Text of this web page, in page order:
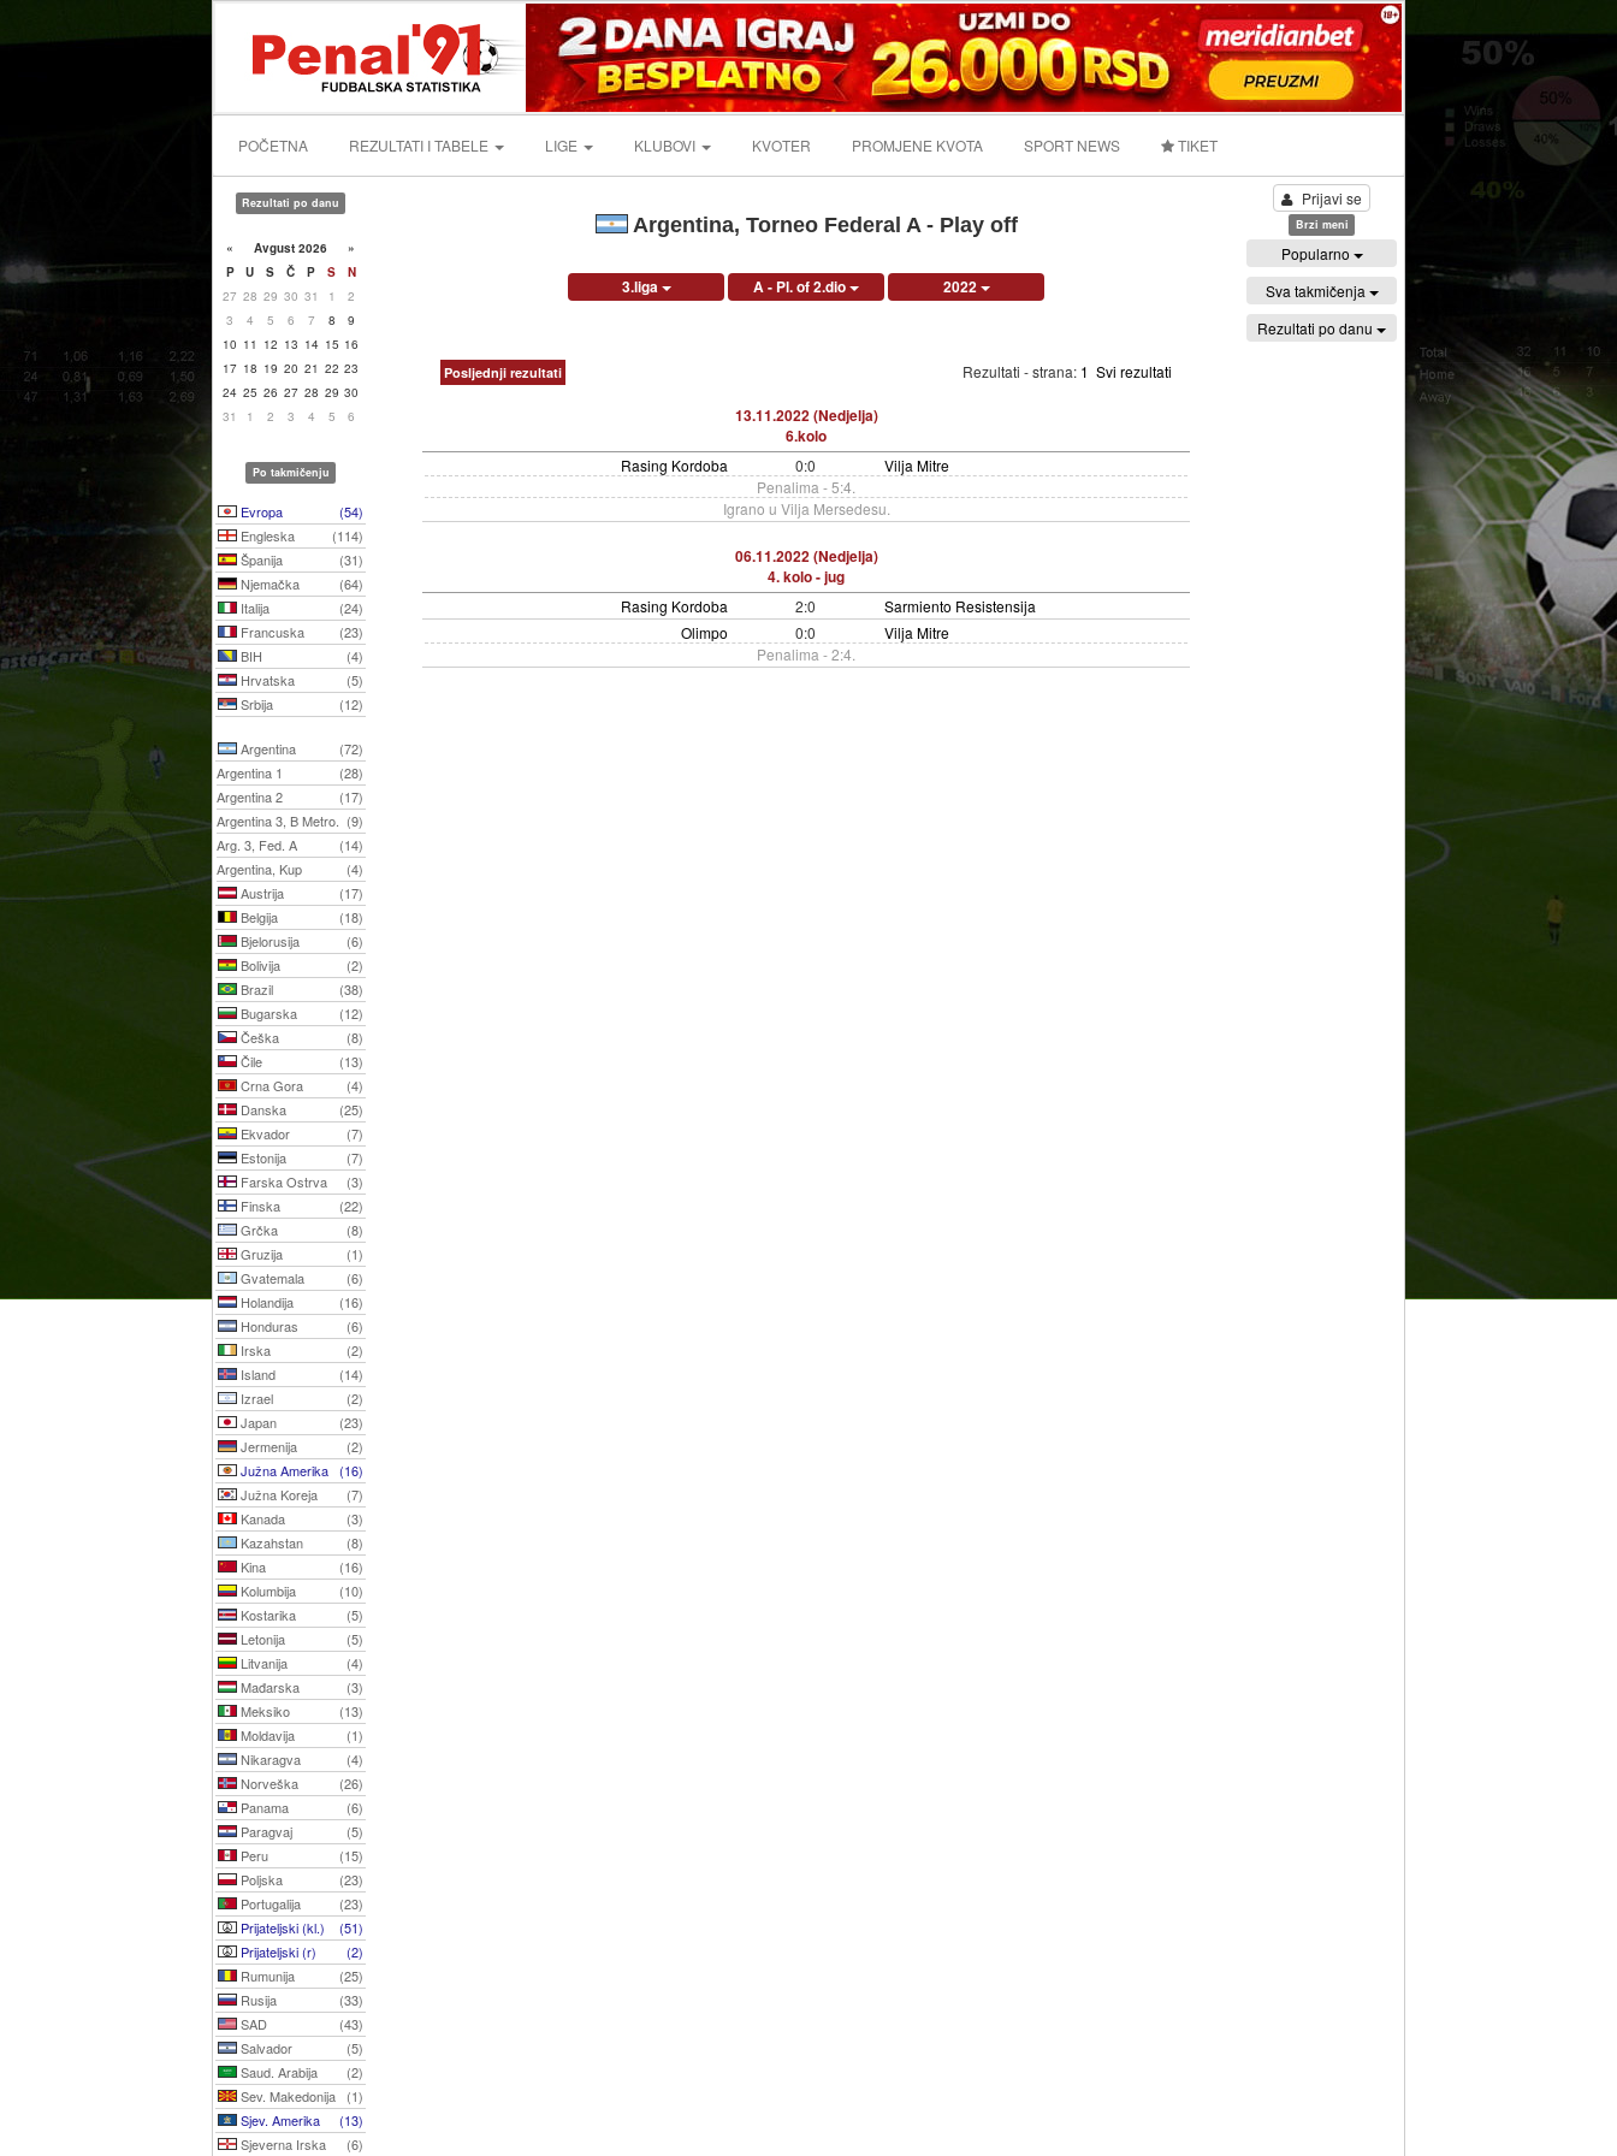
POČETNA REZULTATI I TABELE LIGE KLUBOVI KVOTER PROMJENE KVOTA SPORT NEWS TIKET
Rezultati po danu
« Avgust 2026
»
P
U S Č P S
N
27 28 29 30 31 1
2
3
4 5 6 7 8
9
10 11 12 13 14 15 16
17 18 19 20 21 22 23
24 25 26 27 28 29 30
31
1 2 3 4 5 6
Po takmičenju
Evropa
(54)
Engleska
(114)
Španija
(31)
Njemačka
(64)
Italija
(24)
Francuska
(23)
BIH
(4)
Hrvatska
(5)
Srbija
(12)
Argentina
(72)
Argentina 1
(28)
Argentina 2
(17)
Argentina 3, B Metro.
(9)
Arg. 3, Fed. A
(14)
Argentina, Kup
(4)
Austrija
(17)
Belgija
(18)
Bjelorusija
(6)
Bolivija
(2)
Brazil
(38)
Bugarska
(12)
Češka
(8)
Čile
(13)
Crna Gora
(4)
Danska
(25)
Ekvador
(7)
Estonija
(7)
Farska Ostrva
(3)
Finska
(22)
Grčka
(8)
Gruzija
(1)
Gvatemala
(6)
Holandija
(16)
Honduras
(6)
Irska
(2)
Island
(14)
Izrael
(2)
Japan
(23)
Jermenija
(2)
Južna Amerika (16)
Južna Koreja
(7)
Kanada
(3)
Kazahstan
(8)
Kina
(16)
Kolumbija
(10)
Kostarika
(5)
Letonija
(5)
Litvanija
(4)
Mađarska
(3)
Meksiko
(13)
Moldavija
(1)
Nikaragva
(4)
Norveška
(26)
Panama
(6)
Paragvaj
(5)
Peru
(15)
Poljska
(23)
Portugalija
(23)
Prijateljski (kl.)
(51)
Prijateljski (r)
(2)
Rumunija
(25)
Rusija
(33)
SAD
(43)
Salvador
(5)
Saud. Arabija
(2)
Sev. Makedonija
(1)
Sjev. Amerika
(13)
Sjeverna Irska
(6)
Argentina, Torneo Federal A - Play off
3.liga A - Pl. of 2.dio 2022
Posljednji rezultati Rezultati - strana: 1 Svi rezultati
13.11.2022 (Nedjelja)
6.kolo
Rasing Kordoba 0:0
Vilja Mitre
Penalima - 5:4.
Igrano u Vilja Mersedesu.
06.11.2022 (Nedjelja)
4. kolo - jug
Rasing Kordoba 2:0
Sarmiento Resistensija
Olimpo
0:0
Vilja Mitre
Penalima - 2:4.
Prijavi se
Brzi meni
Popularno
Sva takmičenja
Rezultati po danu